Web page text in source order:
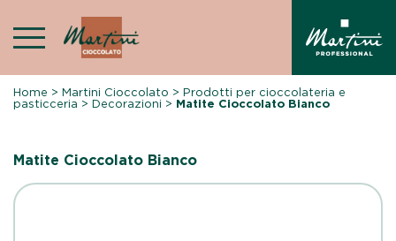
content
Home >Martini Cioccolato >Prodotti per cioccolateria e
pasticceria >Decorazioni > Matite Cioccolato Bianco
Matite Cioccolato Bianco